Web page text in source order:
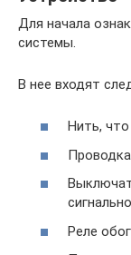
Для начала
системы.
В нее входят
Нить, что
Реле